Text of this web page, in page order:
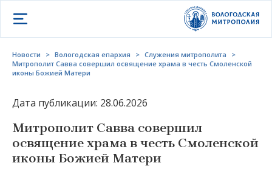
Открыть меню
Новости > Вологодская епархия > Служения митрополита
>
Митрополит Савва совершил освящение храма в честь Смоленской
иконы Божией Матери
Дата публикации: 28.06.2026
Митрополит Савва совершил
освящение храма в честь Смоленской
иконы Божией Матери